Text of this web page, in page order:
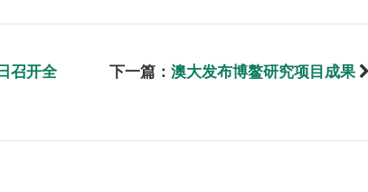
召开全
下一篇： 澳大发布博鳌研究项目成果